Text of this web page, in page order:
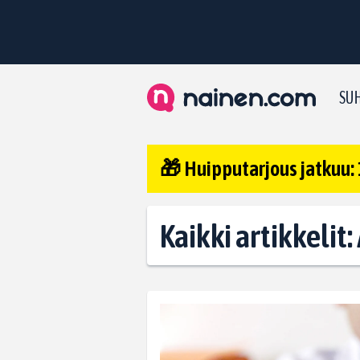
🎁 Huipputarjous jatkuu:
Kaikki artikkelit: